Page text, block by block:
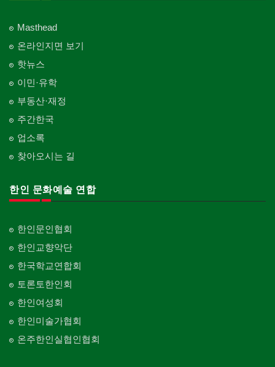
Masthead
온라인지면 보기
핫뉴스
이민·유학
부동산·재정
주간한국
업소록
찾아오시는 길
한인 문화예술 연합
한인문인협회
한인교향악단
한국학교연합회
토론토한인회
한인여성회
한인미술가협회
온주한인실협인협회